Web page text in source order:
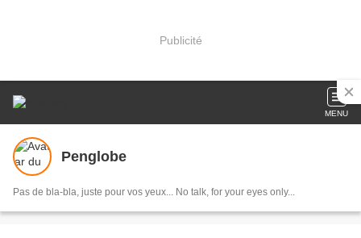
Publicité
MENU
Penglobe
Pas de bla-bla, juste pour vos yeux... No talk, for your eyes only...